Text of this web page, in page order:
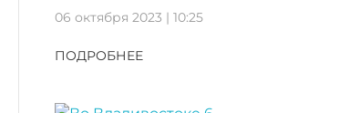
06 октября 2023 | 10:25
ПОДРОБНЕЕ